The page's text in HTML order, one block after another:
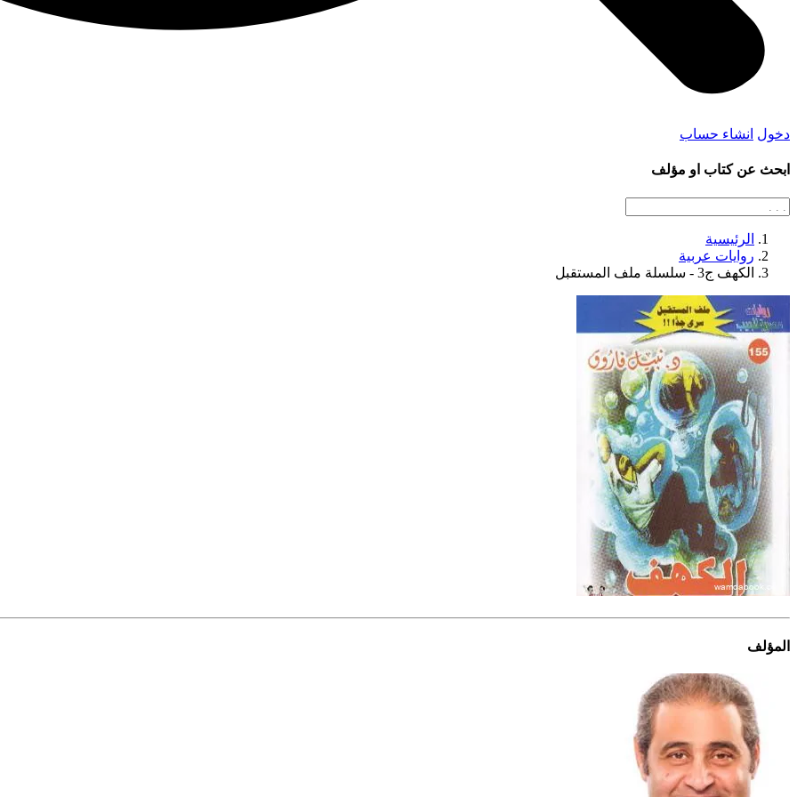
دخول انشاء حساب
ابحث عن كتاب او مؤلف
الرئيسية
روايات عربية
الكهف ج3 - سلسلة ملف المستقبل
المؤلف